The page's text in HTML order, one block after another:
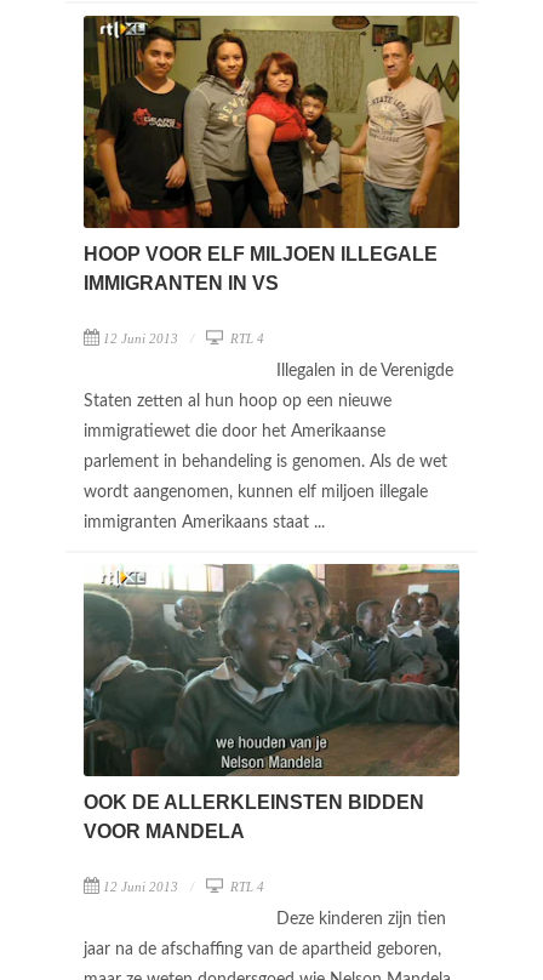
HOOP VOOR ELF MILJOEN ILLEGALE
IMMIGRANTEN IN VS
12 Juni 2013 RTL 4
Illegalen in de Verenigde
Staten zetten al hun hoop op een nieuwe
immigratiewet die door het Amerikaanse
parlement in behandeling is genomen. Als de wet
wordt aangenomen, kunnen elf miljoen illegale
immigranten Amerikaans staat ...
OOK DE ALLERKLEINSTEN BIDDEN
VOOR MANDELA
12 Juni 2013 RTL 4
Deze kinderen zijn tien
jaar na de afschaffing van de apartheid geboren,